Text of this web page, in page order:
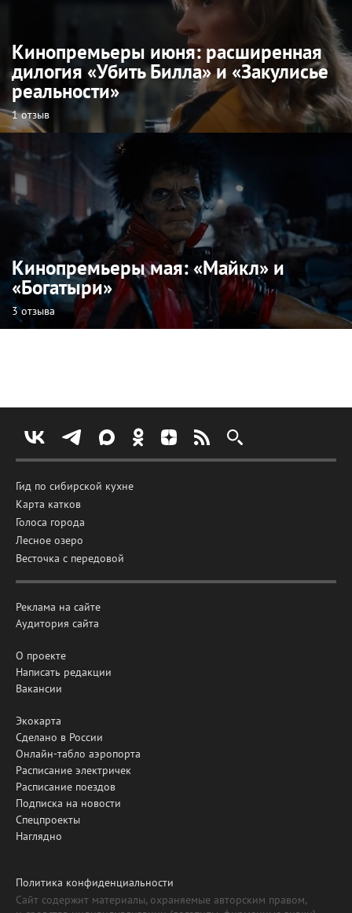
Кинопремьеры июня: расширенная
дилогия «Убить Билла» и «Закулисье
реальности»
1 отзыв
Кинопремьеры мая: «Майкл» и
«Богатыри»
3 отзыва
Гид по сибирской кухне
Карта катков
Голоса города
Лесное озеро
Весточка с передовой
Реклама на сайте
Аудитория сайта
О проекте
Написать редакции
Вакансии
Экокарта
Сделано в России
Онлайн-табло аэропорта
Расписание электричек
Расписание поездов
Подписка на новости
Спецпроекты
Наглядно
Политика конфиденциальности
Сайт содержит материалы, охраняемые авторским правом,